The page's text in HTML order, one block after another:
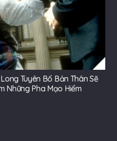
Tuyên Bố Bản Thân Sẽ
Những Pha Mạo Hiểm